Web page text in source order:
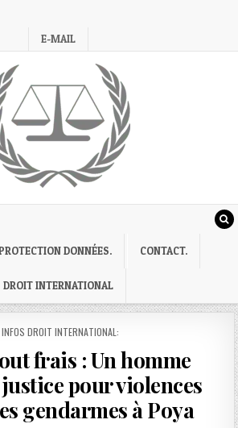
E-MAIL
DONNÉES. CONTACT.
DROIT INTERNATIONAL
POSTED
INFOS DROIT INTERNATIONAL:
frais : Un homme
pour violences
gendarmes à Poya